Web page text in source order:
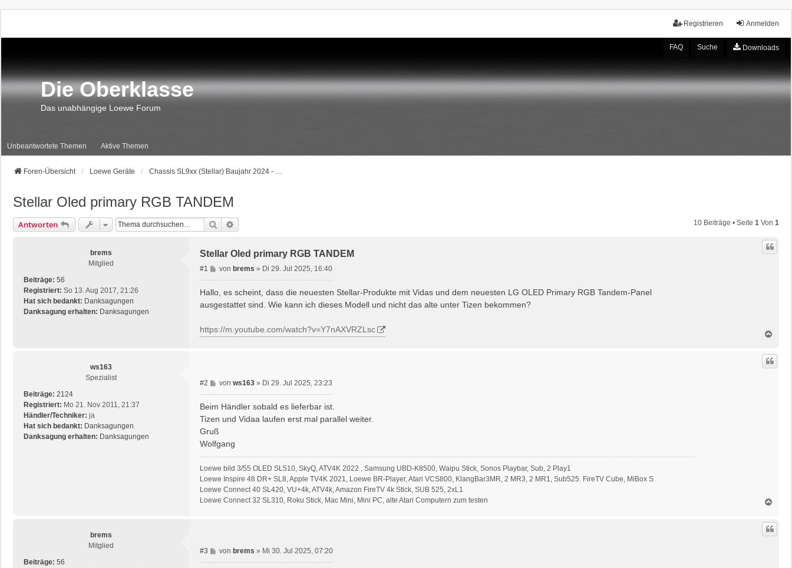
Anmelden
Registrieren
FAQ Suche Downloads
Die Oberklasse
Das unabhängige Loewe Forum
Unbeantwortete Themen Aktive Themen
Foren-Übersicht Loewe Geräte Chassis SL9xx (Stellar) Baujahr 2024 - …
Stellar Oled primary RGB TANDEM
Antworten Suche 10 Beiträge • Seite 1 Von 1
brems
Mitglied
Beiträge: 56
Registriert: So 13. Aug 2017, 21:26
Hat sich bedankt: Danksagungen
Danksagung erhalten: Danksagungen
Stellar Oled primary RGB TANDEM
#1
B
e
r
g
von brems » Di 29. Jul 2025, 16:40
Hallo, es scheint, dass die neuesten Stellar-Produkte mit Vidas und dem neuesten LG OLED Primary RGB Tandem-Panel
ausgestattet sind. Wie kann ich dieses Modell und nicht das alte unter Tizen bekommen?
https://m.youtube.com/watch?v=Y7nAXVRZLsc
c
o
ws163
Spezialist
Beiträge: 2124
Registriert: Mo 21. Nov 2011, 21:37
Händler/Techniker: ja
Hat sich bedankt: Danksagungen
Danksagung erhalten: Danksagungen
#2
B
e
r
a
g
von ws163» Di 29. Jul 2025, 23:23
Beim Händler sobald es lieferbar ist.
Tizen und Vidaa laufen erst mal parallel weiter.
Gruß
Wolfgang
Loewe bild 3/55 OLED SL510, SkyQ, ATV4K 2022 , Samsung UBD-K8500, Waipu Stick, Sonos Playbar, Sub, 2 Play1
Loewe Inspire 48 DR+ SL8, Apple TV4K 2021, Loewe BR-Player, Atari VCS800, KlangBar3MR, 2 MR3, 2 MR1, Sub525. FireTV Cube, MiBox S
Loewe Connect 40 SL420, VU+4k, ATV4k, Amazon FireTV 4k Stick, SUB 525, 2xL1
Loewe Connect 32 SL310, Roku Stick, Mac Mini, Mini PC, alte Atari Computern zum testen
c
o
brems
Mitglied
Beiträge: 56
#3
B
e
von brems » Mi 30. Jul 2025, 07:20